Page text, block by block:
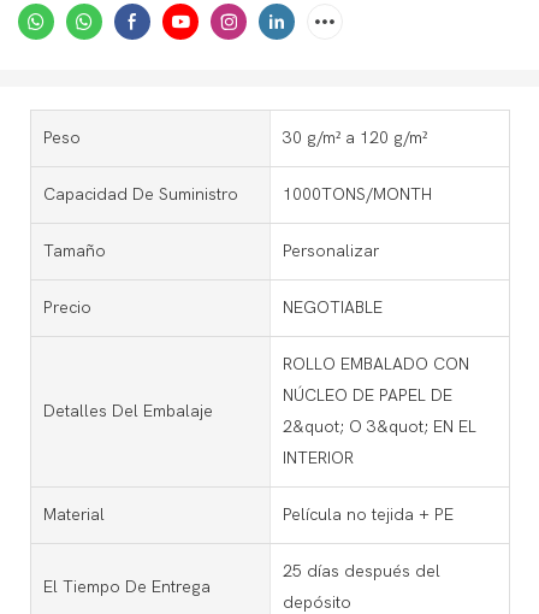
Peso 30 g/m² a 120 g/m²
Capacidad De Suministro 1000TONS/MONTH
Tamaño Personalizar
Precio NEGOTIABLE
Detalles Del Embalaje
ROLLO EMBALADO CON
NÚCLEO DE PAPEL DE
2&quot; O 3&quot; EN EL
INTERIOR
Material Película no tejida + PE
El Tiempo De Entrega
25 días después del
depósito